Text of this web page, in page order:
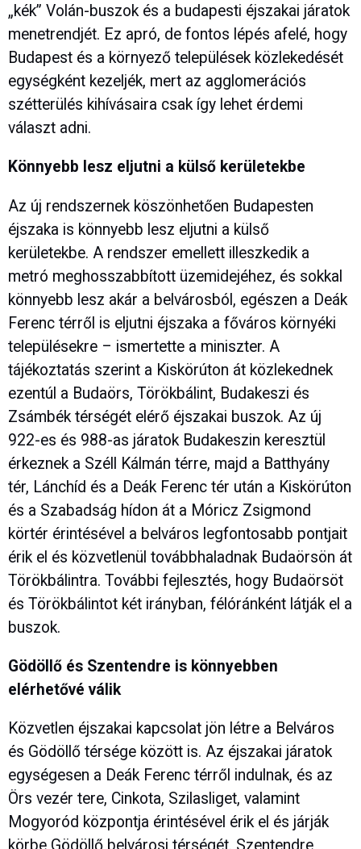
„kék” Volán-buszok és a budapesti éjszakai járatok
menetrendjét. Ez apró, de fontos lépés afelé, hogy
Budapest és a környező települések közlekedését
egységként kezeljék, mert az agglomerációs
szétterülés kihívásaira csak így lehet érdemi
választ adni.
Könnyebb lesz eljutni a külső kerületekbe
Az új rendszernek köszönhetően Budapesten
éjszaka is könnyebb lesz eljutni a külső
kerületekbe. A rendszer emellett illeszkedik a
metró meghosszabbított üzemidejéhez, és sokkal
könnyebb lesz akár a belvárosból, egészen a Deák
Ferenc térről is eljutni éjszaka a főváros környéki
településekre – ismertette a miniszter. A
tájékoztatás szerint a Kiskörúton át közlekednek
ezentúl a Budaörs, Törökbálint, Budakeszi és
Zsámbék térségét elérő éjszakai buszok. Az új
922-es és 988-as járatok Budakeszin keresztül
érkeznek a Széll Kálmán térre, majd a Batthyány
tér, Lánchíd és a Deák Ferenc tér után a Kiskörúton
és a Szabadság hídon át a Móricz Zsigmond
körtér érintésével a belváros legfontosabb pontjait
érik el és közvetlenül továbbhaladnak Budaörsön át
Törökbálintra. További fejlesztés, hogy Budaörsöt
és Törökbálintot két irányban, félóránként látják el a
buszok.
Gödöllő és Szentendre is könnyebben
elérhetővé válik
Közvetlen éjszakai kapcsolat jön létre a Belváros
és Gödöllő térsége között is. Az éjszakai járatok
egységesen a Deák Ferenc térről indulnak, és az
Örs vezér tere, Cinkota, Szilasliget, valamint
Mogyoród központja érintésével érik el és járják